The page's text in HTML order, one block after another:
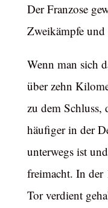
Der Franzose
Zweikämpfe
Wenn man sich
über zehn
zu dem Schluss,
häufiger in der
unterwegs ist
freimacht. In der
Tor verdient